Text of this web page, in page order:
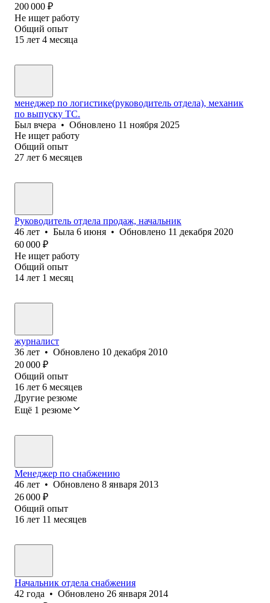
200 000 ₽
Не ищет работу
Общий опыт
15 лет 4 месяца
менеджер по логистике(руководитель отдела), механик
по выпуску ТС.
Был вчера • Обновлено 11 ноября 2025
Не ищет работу
Общий опыт
27 лет 6 месяцев
Руководитель отдела продаж, начальник
46 лет • Была 6 июня • Обновлено 11 декабря 2020
60 000 ₽
Не ищет работу
Общий опыт
14 лет 1 месяц
журналист
36 лет • Обновлено 10 декабря 2010
20 000 ₽
Общий опыт
16 лет 6 месяцев
Другие резюме
Ещё 1 резюме
Менеджер по снабжению
46 лет • Обновлено 8 января 2013
26 000 ₽
Общий опыт
16 лет 11 месяцев
Начальник отдела снабжения
42 года • Обновлено 26 января 2014